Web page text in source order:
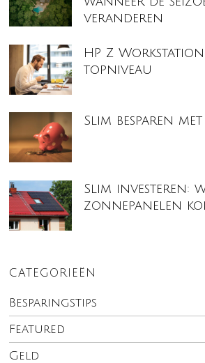
veranderen
HP Z
topniveau
Slim besparen
Slim investeren:
zonnepanelen
CATEGORIEËN
Besparingstips
Featured
Geld